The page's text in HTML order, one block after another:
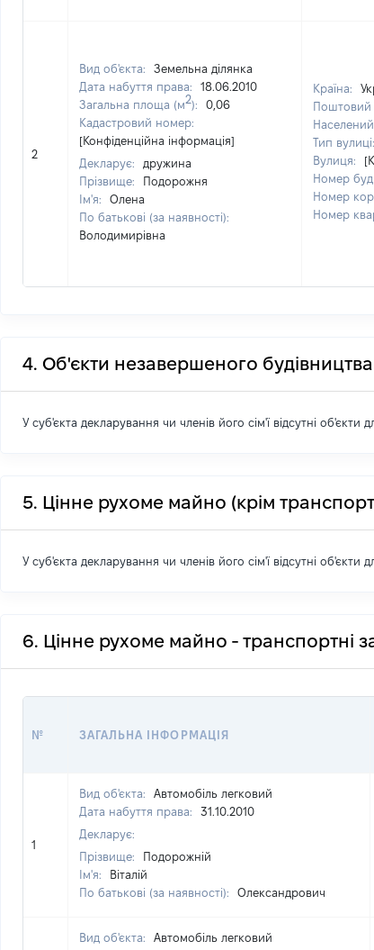
2
Вид об'єкта:
Земельна ділянка
Дата набуття права:
18.06.2010
Загальна площа (м2):
0,06
Кадастровий номер:
[Конфіденційна інформація]
Декларує:
дружина
Прізвище:
Подорожня
Ім'я:
Олена
По батькові (за наявності):
Володимирівна
Країна:
Поштовий
Тип вулиці:
Вулиця:
Номер
Номер
Номер
4. Об'єкти незавершеного будівництва
У суб'єкта декларування чи членів його сім'ї відсутні об'єкти
5. Цінне рухоме майно (крім
У суб'єкта декларування чи членів його сім'ї відсутні об'єкти
6. Цінне рухоме майно - транспортні
№ ЗАГАЛЬНА ІНФОРМАЦІЯ
1
Вид об'єкта:
Автомобіль легковий
Дата набуття права:
31.10.2010
Декларує:
Прізвище:
Подорожній
Ім'я:
Віталій
По батькові (за наявності):
Олександрович
Вид об'єкта:
Автомобіль легковий